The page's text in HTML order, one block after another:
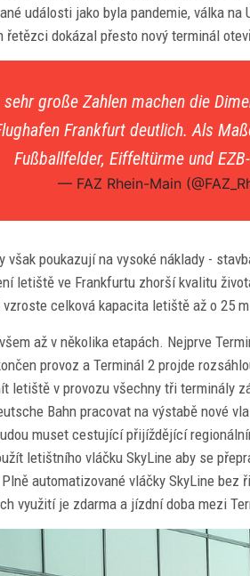
události jako byla pandemie, válka
řetězci dokázal přesto nový terminál
sehr große Zahlen machen die
Frankfurt deutlich. Als
Fußballfelder, Eiffeltürme und
— FAZ Rhein-Main
však poukazují na vysoké náklady -
letiště ve Frankfurtu zhorší kvalitu
celková kapacita letiště až o 25
až v několika etapách. Nejprve
provoz a Terminál 2 projde
letiště v provozu všechny tři terminály
Bahn pracovat na výstabě nové
muset cestující přijíždějící
letištního vláčku SkyLine aby se
automatizované vláčky SkyLine bez
využití je zdarma a jízdní doba mezi